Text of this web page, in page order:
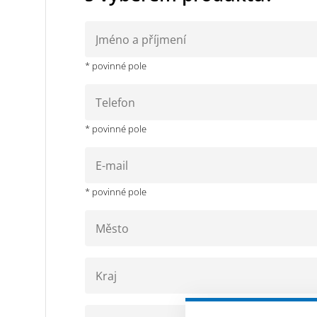
* povinné pole
* povinné pole
* povinné pole